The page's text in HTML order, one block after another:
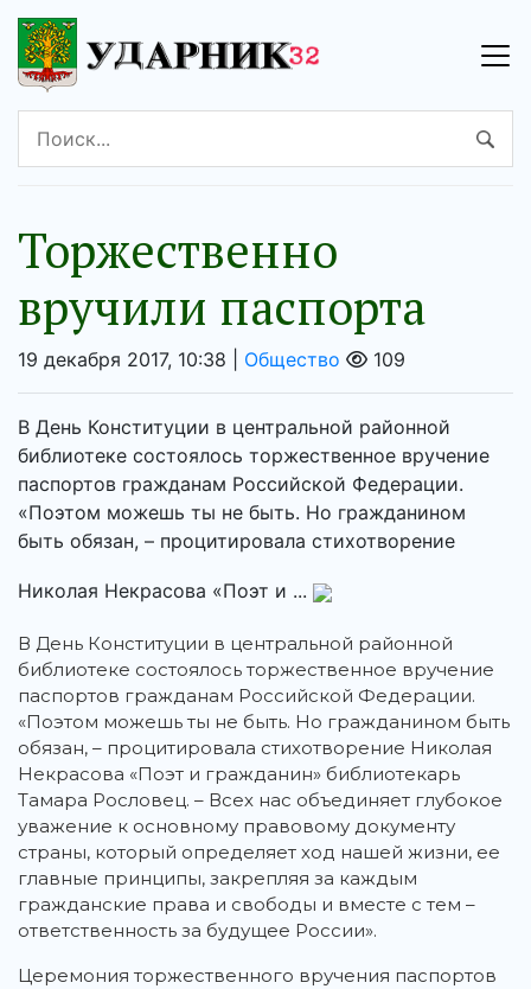
Торжественно
вручили паспорта
19 декабря 2017, 10:38 | Общество 109
В День Конституции в центральной районной
библиотеке состоялось торжественное вручение
паспортов гражданам Российской Федерации.
«Поэтом можешь ты не быть. Но гражданином
быть обязан, – процитировала стихотворение
Николая Некрасова «Поэт и ...
В День Конституции в центральной районной
библиотеке состоялось торжественное вручение
паспортов гражданам Российской Федерации.
«Поэтом можешь ты не быть. Но гражданином быть
обязан, – процитировала стихотворение Николая
Некрасова «Поэт и гражданин» библиотекарь
Тамара Рословец. – Всех нас объединяет глубокое
уважение к основному правовому документу
страны, который определяет ход нашей жизни, ее
главные принципы, закрепляя за каждым
гражданские права и свободы и вместе с тем –
ответственность за будущее России».
Церемония торжественного вручения паспортов